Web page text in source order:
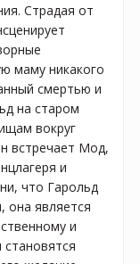
Страдая от
маму никакого
смертью и
на старом
вокруг
встречает Мод,
и
что Гарольд
она является
и